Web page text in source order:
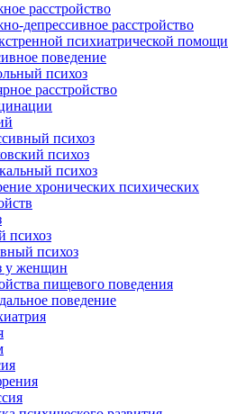
расстройство
депрессивное расстройство
психиатрической помощи
поведение
психоз
расстройство
психоз
психоз
психоз
хронических психических
психоз
психоз
у женщин
пищевого поведения
поведение